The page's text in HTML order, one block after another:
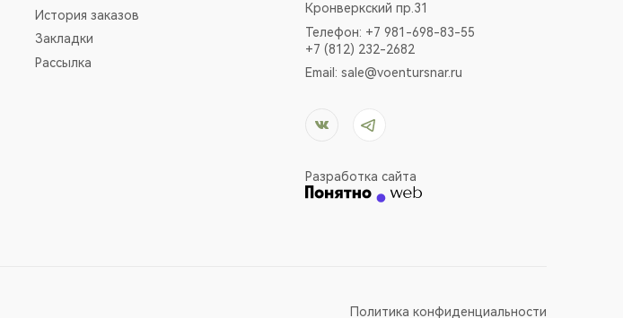
История заказов
Закладки
Рассылка
Кронверкский пр.31
Телефон: +7 981-698-83-55
+7 (812) 232-2682
Email:sale@voentursnar.ru
Разработка сайта
Политика конфиденциальности